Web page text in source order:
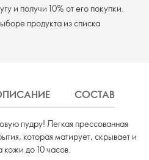
и получи 10% от его покупки.
продукта из списка
СОСТАВ
пудру! Легкая прессованная
которая матирует, скрывает и
кожи до 10 часов.